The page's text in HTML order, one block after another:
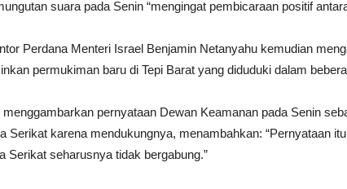
suara pada Senin “mengingat pembicaraan positif
Perdana Menteri Israel Benjamin Netanyahu kemudian
permukiman baru di Tepi Barat yang diduduki dalam
pernyataan Dewan Keamanan pada Senin
Serikat karena mendukungnya, menambahkan: “Pernyataan
Serikat seharusnya tidak bergabung.”